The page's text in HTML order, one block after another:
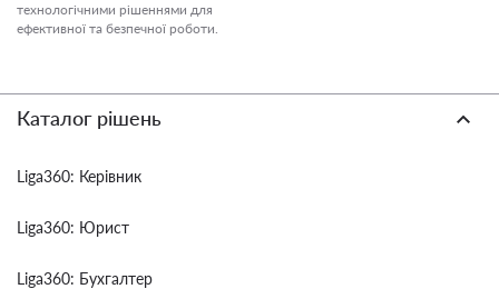
технологічними рішеннями для
ефективної та безпечної роботи.
Каталог рішень
Liga360: Керівник
Liga360: Юрист
Liga360: Бухгалтер